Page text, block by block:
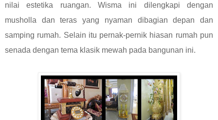
nilai estetika ruangan. Wisma ini dilengkapi dengan
musholla dan teras yang nyaman dibagian depan dan
samping rumah. Selain itu pernak-pernik hiasan rumah pun
senada dengan tema klasik mewah pada bangunan ini.